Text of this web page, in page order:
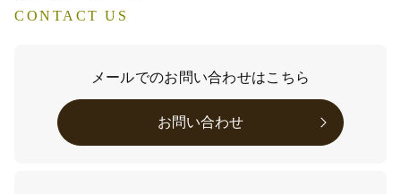
CONTACT US
メールでのお問い合わせはこちら
お問い合わせ